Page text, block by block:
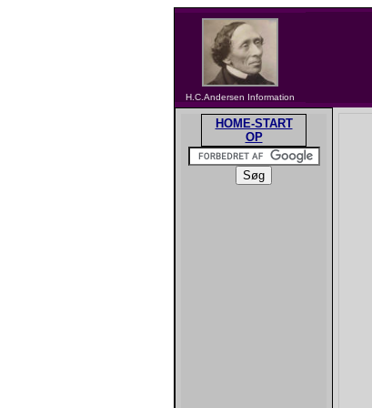
H.C.Andersen Information
HOME-START
OP